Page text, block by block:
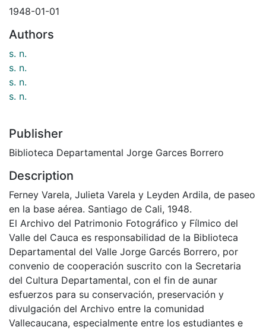
1948-01-01
Authors
s. n.
s. n.
s. n.
s. n.
Publisher
Biblioteca Departamental Jorge Garces Borrero
Description
Ferney Varela, Julieta Varela y Leyden Ardila, de paseo
en la base aérea. Santiago de Cali, 1948.
El Archivo del Patrimonio Fotográfico y Fílmico del
Valle del Cauca es responsabilidad de la Biblioteca
Departamental del Valle Jorge Garcés Borrero, por
convenio de cooperación suscrito con la Secretaria
del Cultura Departamental, con el fin de aunar
esfuerzos para su conservación, preservación y
divulgación del Archivo entre la comunidad
Vallecaucana, especialmente entre los estudiantes e